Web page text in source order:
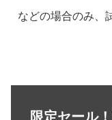
などの場合のみ、
限定セール